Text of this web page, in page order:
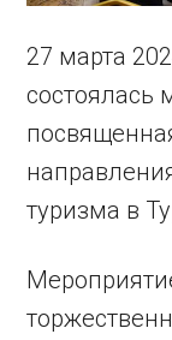
27 марта
состоялась
туризма в